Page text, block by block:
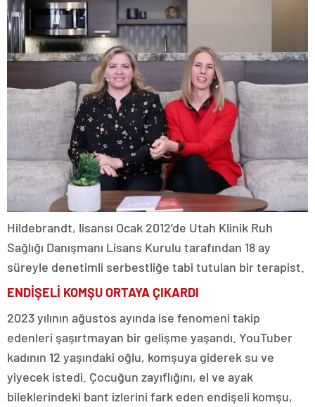
Hildebrandt, lisansı Ocak 2012’de Utah Klinik Ruh
Sağlığı Danışmanı Lisans Kurulu tarafından 18 ay
süreyle denetimli serbestliğe tabi tutulan bir terapist.
ENDİŞELİ KOMŞU ORTAYA ÇIKARDI
2023 yılının ağustos ayında ise fenomeni takip
edenleri şaşırtmayan bir gelişme yaşandı. YouTuber
kadının 12 yaşındaki oğlu, komşuya giderek su ve
yiyecek istedi. Çocuğun zayıflığını, el ve ayak
bileklerindeki bant izlerini fark eden endişeli komşu,